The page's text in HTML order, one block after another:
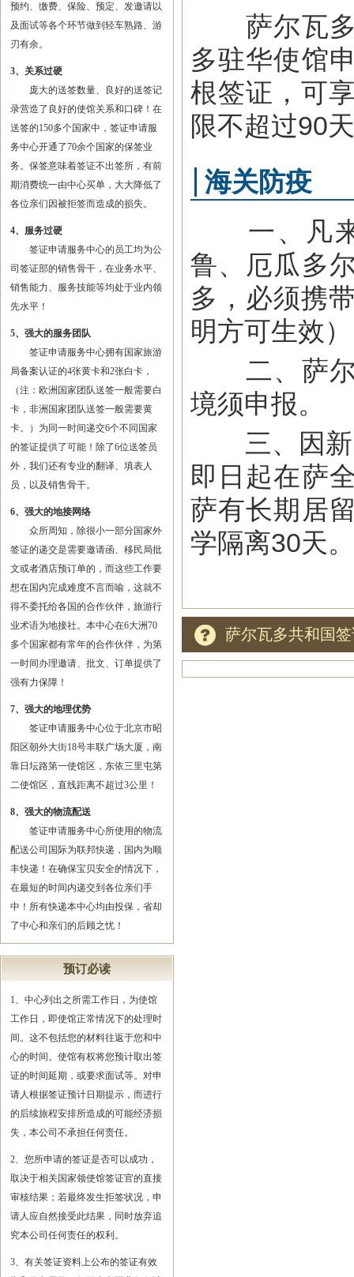
预约、缴费、保险、预定、发邀请以
及面试等各个环节做到轻车熟路、游
刃有余。
3、关系过硬
庞大的送签数量、良好的送签记
录营造了良好的使馆关系和口碑！在
送签的150多个国家中，签证申请服
务中心开通了70余个国家的保签业
务。保签意味着签证不出签所，有前
期消费统一由中心买单，大大降低了
各位亲们因被拒签而造成的损失。
4、服务过硬
签证申请服务中心的员工均为公
司签证部的销售骨干，在业务水平、
销售能力、服务技能等均处于业内领
先水平！
5、强大的服务团队
签证申请服务中心拥有国家旅游
局备案认证的4张黄卡和2张白卡，
（注：欧洲国家团队送签一般需要白
卡，非洲国家团队送签一般需要黄
卡。）为同一时间递交6个不同国家
的签证提供了可能！除了6位送签员
外，我们还有专业的翻译、填表人
员，以及销售骨干。
6、强大的地接网络
众所周知，除很小一部分国家外
签证的递交是需要邀请函、移民局批
文或者酒店预订单的，而这些工作要
想在国内完成难度不言而喻，这就不
得不委托给各国的合作伙伴，旅游行
业术语为地接社。本中心在6大洲70
多个国家都有常年的合作伙伴，为第
一时间办理邀请、批文、订单提供了
强有力保障！
7、强大的地理优势
签证申请服务中心位于北京市昭
阳区朝外大街18号丰联广场大厦，南
靠日坛路第一使馆区，东依三里屯第
二使馆区，直线距离不超过3公里！
8、强大的物流配送
签证申请服务中心所使用的物流
配送公司国际为联邦快递，国内为顺
丰快递！在确保宝贝安全的情况下，
在最短的时间内递交到各位亲们手
中！所有快递本中心均由投保，省却
了中心和亲们的后顾之忧！
预订必读
1、中心列出之所需工作日，为使馆
工作日，即使馆正常情况下的处理时
间。这不包括您的材料往返于您和中
心的时间。使馆有权将您预计取出签
证的时间延期，或要求面试等。对申
请人根据签证预计日期提示，而进行
的后续旅程安排所造成的可能经济损
失，本公司不承担任何责任。
2、您所申请的签证是否可以成功，
取决于相关国家领使馆签证官的直接
审核结果；若最终发生拒签状况，申
请人应自然接受此结果，同时放弃追
究本公司任何责任的权利。
3、有关签证资料上公布的签证有效
萨尔瓦多
多驻华使馆
根签证，可
限不超过90
海关防疫
一、凡来
鲁、厄瓜多
多，必须携
明方可生效
二、萨尔
境须申报。
三、因新
即日起在萨
萨有长期居
学隔离30天。
萨尔瓦多共和国